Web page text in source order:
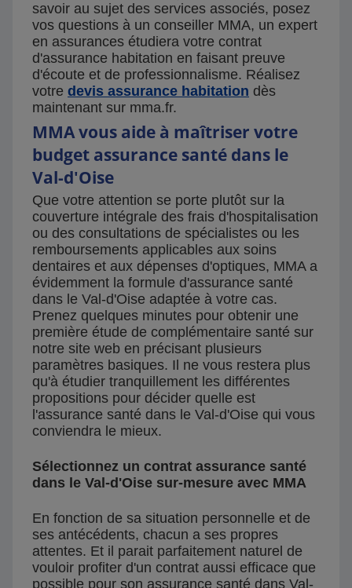
savoir au sujet des services associés, posez
vos questions à un conseiller MMA, un expert
en assurances étudiera votre contrat
d'assurance habitation en faisant preuve
d'écoute et de professionnalisme. Réalisez
votre devis assurance habitation dès
maintenant sur mma.fr.
MMA vous aide à maîtriser votre
budget assurance santé dans le
Val-d'Oise
Que votre attention se porte plutôt sur la
couverture intégrale des frais d'hospitalisation
ou des consultations de spécialistes ou les
remboursements applicables aux soins
dentaires et aux dépenses d'optiques, MMA a
évidemment la formule d'assurance santé
dans le Val-d'Oise adaptée à votre cas.
Prenez quelques minutes pour obtenir une
première étude de complémentaire santé sur
notre site web en précisant plusieurs
paramètres basiques. Il ne vous restera plus
qu'à étudier tranquillement les différentes
propositions pour décider quelle est
l'assurance santé dans le Val-d'Oise qui vous
conviendra le mieux.
Sélectionnez un contrat assurance santé
dans le Val-d'Oise sur-mesure avec MMA
En fonction de sa situation personnelle et de
ses antécédents, chacun a ses propres
attentes. Et il parait parfaitement naturel de
vouloir profiter d'un contrat aussi efficace que
possible pour son assurance santé dans Val-